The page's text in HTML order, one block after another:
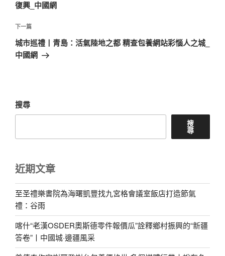
覽
章
復興_中國網
下
一
篇
下一篇
城市巡禮丨青島：活氣陸地之都 精查包養網站彩惱人之城_
中國網
搜尋
搜
尋
近期文章
至圣禮樂書院為海曙凱豐找九宮格會議室飯店打造節氣
禮：谷雨
喀什“老漢OSDER奧斯德零件報價瓜”詮釋鄉村振興的“新疆
答卷”丨中國城·邊疆風采